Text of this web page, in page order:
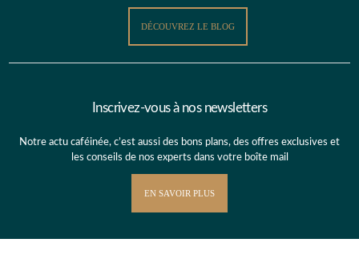
DÉCOUVREZ LE BLOG
Inscrivez-vous à nos newsletters
Notre actu caféinée, c’est aussi des bons plans, des offres exclusives et
les conseils de nos experts dans votre boîte mail
EN SAVOIR PLUS